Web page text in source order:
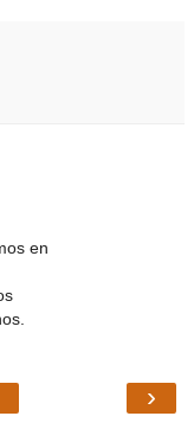
en
›